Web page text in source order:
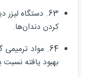
63. دستگاه
کردن دندان‌ها.
64. مواد
بهبود یافته نسبت